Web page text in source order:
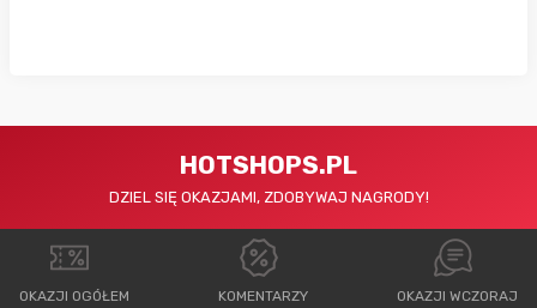
HOTSHOPS.PL
DZIEL SIĘ OKAZJAMI, ZDOBYWAJ NAGRODY!
OKAZJI OGÓŁEM KOMENTARZY OKAZJI WCZORAJ